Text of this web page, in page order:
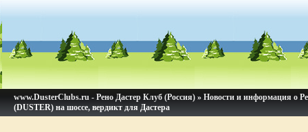
www.DusterClubs.ru - Рено Дастер Клуб (Россия) » Новости и информация о
(DUSTER) на шоссе, вердикт для Дастера